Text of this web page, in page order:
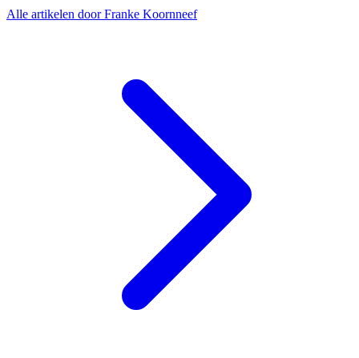
Alle artikelen door Franke Koornneef